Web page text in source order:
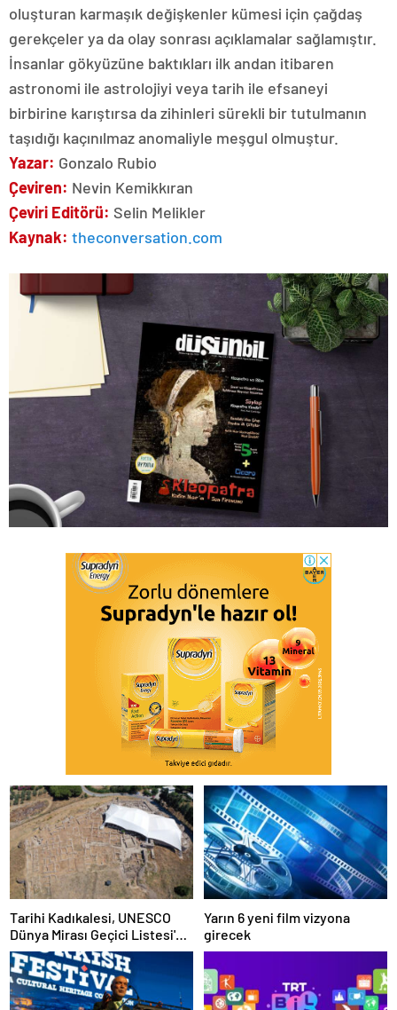
oluşturan karmaşık değişkenler kümesi için çağdaş
gerekçeler ya da olay sonrası açıklamalar sağlamıştır.
İnsanlar gökyüzüne baktıkları ilk andan itibaren
astronomi ile astrolojiyi veya tarih ile efsaneyi
birbirine karıştırsa da zihinleri sürekli bir tutulmanın
taşıdığı kaçınılmaz anomaliyle meşgul olmuştur.
Yazar: Gonzalo Rubio
Çeviren: Nevin Kemikkıran
Çeviri Editörü: Selin Melikler
Kaynak: theconversation.com
Tarihi Kadıkalesi, UNESCO
Dünya Mirası Geçici Listesi'ne
dahil edildi
Yarın 6 yeni film vizyona
girecek